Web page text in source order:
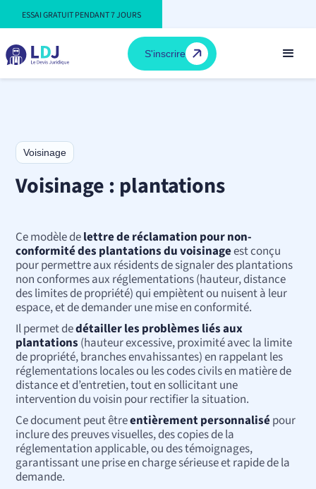
ESSAI GRATUIT PENDANT 7 JOURS
S'inscrire
Voisinage
Voisinage : plantations
Ce modèle delettre de réclamation pour non-
conformité des plantations du voisinageest conçu
pour permettre aux résidents de signaler des plantations
non conformes aux réglementations (hauteur, distance
des limites de propriété) qui empiètent ou nuisent à leur
espace, et de demander une mise en conformité.
Il permet dedétailler les problèmes liés aux
plantations (hauteur excessive, proximité avec la limite
de propriété, branches envahissantes) en rappelant les
réglementations locales ou les codes civils en matière de
distance et d’entretien, tout en sollicitant une
intervention du voisin pour rectifier la situation.
Ce document peut êtreentièrement personnalisépour
inclure des preuves visuelles, des copies de la
réglementation applicable, ou des témoignages,
garantissant une prise en charge sérieuse et rapide de la
demande.